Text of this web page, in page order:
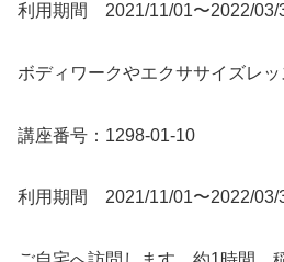
利用期間 2021/11/01〜2022/03/
ボディワークやエクササイズレッ
講座番号：1298-01-10
利用期間 2021/11/01〜2022/03/